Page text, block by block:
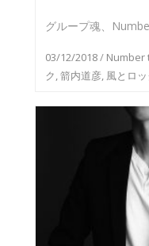
グループ魂、
03/12/2018/ Number
ク,箭内道彦, 風とロッ